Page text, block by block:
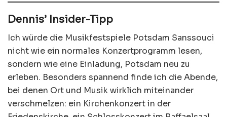
Dennis’ Insider-Tipp
Ich würde die Musikfestspiele Potsdam Sanssouci
nicht wie ein normales Konzertprogramm lesen,
sondern wie eine Einladung, Potsdam neu zu
erleben. Besonders spannend finde ich die Abende,
bei denen Ort und Musik wirklich miteinander
verschmelzen: ein Kirchenkonzert in der